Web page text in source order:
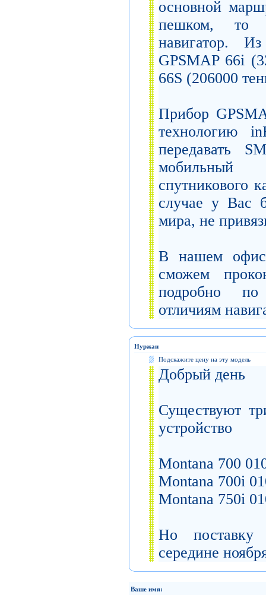
основной
пешком, то
навигатор.
GPSMAP 66i
66S (206000
Прибор
технологию
передавать
мобильный
спутникового
случае у Вас
мира, не
В нашем
сможем
подробно
отличиям
Нуржан
Подскажите цену на эту модель
Добрый день
Существуют
устройство
Montana 700
Montana 700i
Montana 750i
Но
середине
Ваше имя: